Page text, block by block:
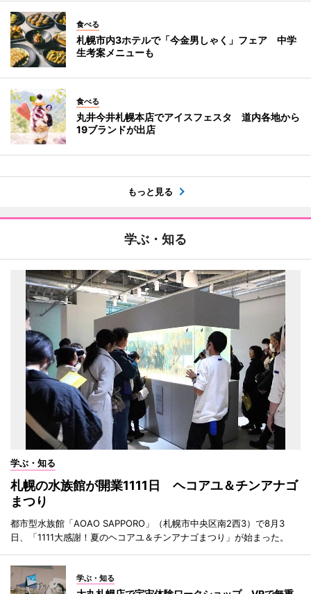
食べる
札幌市内3ホテルで「今金男しゃく」フェア 中学
生考案メニューも
食べる
丸井今井札幌本店でアイスフェスタ 道内各地から
19ブランドが出店
もっと見る
学ぶ・知る
学ぶ・知る
札幌の水族館が開業1111日 ヘコアユ＆チンアナゴ
まつり
都市型水族館「AOAO SAPPORO」（札幌市中央区南2西3）で8月3
日、「1111大感謝！夏のヘコアユ＆チンアナゴまつり」が始まった。
学ぶ・知る